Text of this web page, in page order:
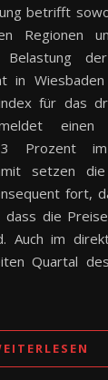
betrifft
Regionen
Belastung
in
für das
einen
Prozent
setzen
fort,
die
Auch im
Quartal